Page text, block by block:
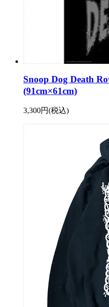
Snoop Dog Death
(91cm×61cm)
3,300円(税込)